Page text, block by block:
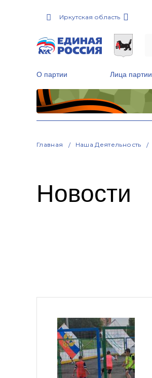
Иркутская область
О партии Лица партии
Главная Наша Деятельность
Новости